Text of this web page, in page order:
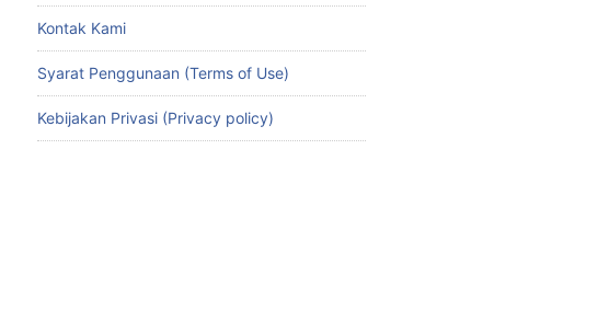
Kontak Kami
Syarat Penggunaan (Terms of Use)
Kebijakan Privasi (Privacy policy)